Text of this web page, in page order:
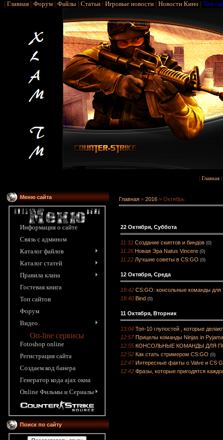
| Главная| Форум| Файлы| Статьи| Игровые новости| Новости Кино | Топ
Главная
Меню сайта
Информация o сайте
Связь с админом
Каталог файлов
Каталог статей
Правила клана
Гостевая книга
Топ сайтов
Форум
Видео
On-line сервисы
Fotoshop online
Pегистрация сайта
Создаем код банера
Генератор кода ajax окна
Online Фильмы и Сериалы
Поиск по сайту
Главная » 2016 » Октябрь
22 Октября, Суббота
11:31 Создание скиптов и биндов (0)
11:26 Новая Эра Natus Vincere (0)
11:22 Лучшие советы в CS:GO (0)
12 Октября, Среда
19:42 CS:GO: консольные команды для
19:40 Bind (0)
11 Октября, Вторник
13:04 Топ-10 глупостей , которые
12:57 Прицелы команды Ninjas in
12:55 КОНСОЛЬНЫЕ КОМАНДЫ ДЛЯ
12:52 Как стать стримером CS:GO (0)
12:47 Интересные факты о Valve и CS
12:42 Фразы, которые пригодятся